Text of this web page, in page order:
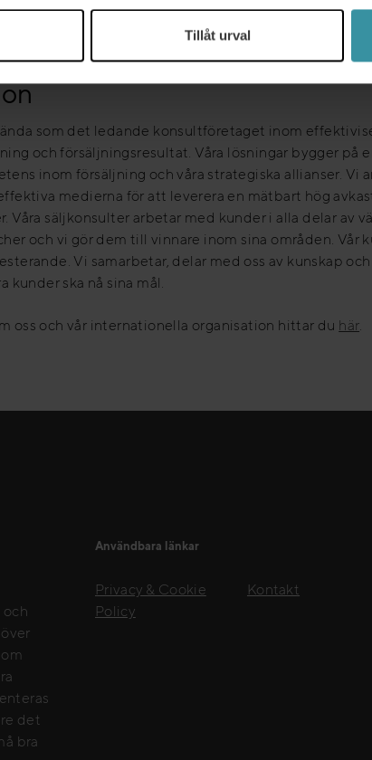
Tillåt urval
Vi arbetar med dina anställda för att motivera
aktiviteter.
som det ledande konsultföretaget inom
och försäljningsresultat. Våra lösningar bygger på
inom försäljning och våra strategiska allianser. Vi
medierna för att leverera en mätbart hög
Våra säljkonsulter arbetar med kunder i alla delar av
och vi gör dem till vinnare inom sina områden. Vår
Vi samarbetar, delar med oss av kunskap
kunder ska nå sina mål.
oss och vår internationella organisation hittar du här.
det
bra
Användbara länkar
Privacy & Cookie
Policy
Kontakt